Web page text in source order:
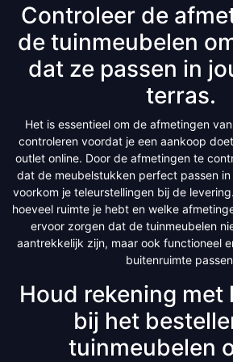
Controleer de
de tuinmeubelen
dat ze passen in
terras.
Het is essentieel om de afmetingen
controleren voordat je een aankoop
outlet online. Door de afmetingen te
dat de meubelstukken perfect passen
voorkom je teleurstellingen bij de
hoeveel ruimte je hebt en welke
ervoor zorgen dat de tuinmeubelen
aantrekkelijk zijn, maar ook functioneel
buitenruimte
Houd rekening met
bij het
tuinmeubelen